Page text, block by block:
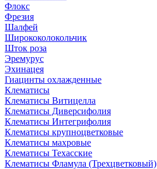
Флокс
Фрезия
Шалфей
Ширококолокольчик
Шток роза
Эремурус
Эхинацея
Гиацинты охлажденные
Клематисы
Клематисы Витицелла
Клематисы Диверсифолия
Клематисы Интегрифолия
Клематисы крупноцветковые
Клематисы махровые
Клематисы Техасские
Клематисы Фламула (Трехцветковый)